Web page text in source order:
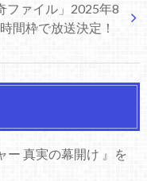
ファイル」2025年8
間枠で放送決定！
ー 真実の幕開け 』を